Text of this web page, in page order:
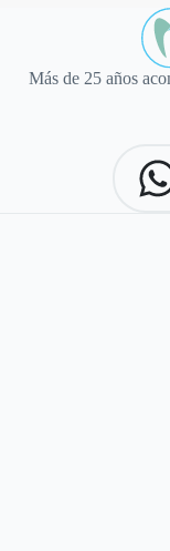
Más de 25 años